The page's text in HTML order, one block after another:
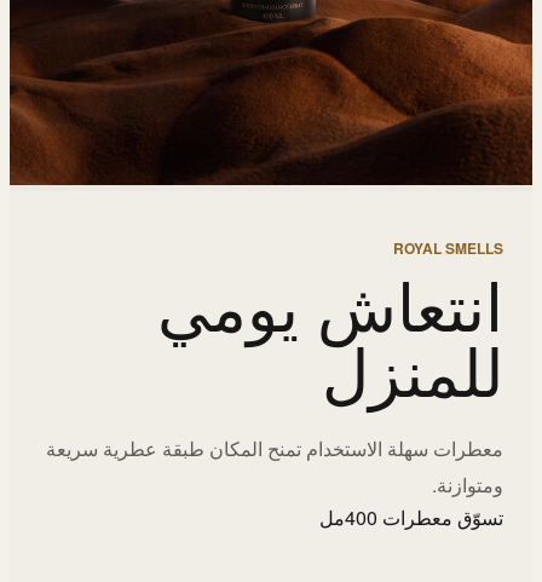
ROYAL SMELLS
انتعاش يومي
للمنزل
معطرات سهلة الاستخدام تمنح المكان طبقة عطرية سريعة
ومتوازنة.
تسوّق معطرات 400مل